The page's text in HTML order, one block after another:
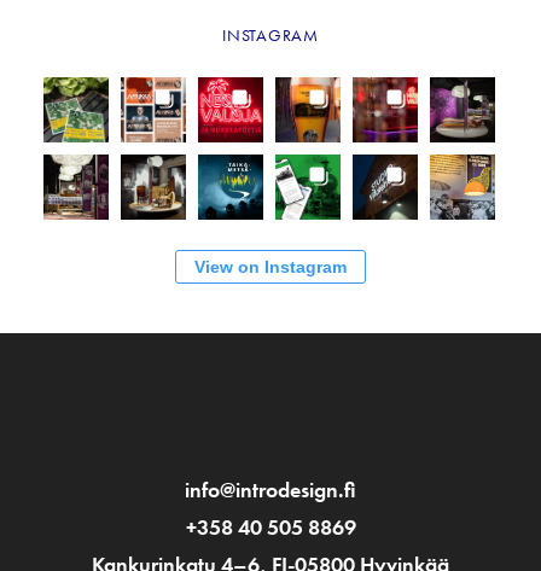
INSTAGRAM
View on Instagram
info@introdesign.fi
+358 40 505 8869
Kankurinkatu 4–6, FI-05800 Hyvinkää